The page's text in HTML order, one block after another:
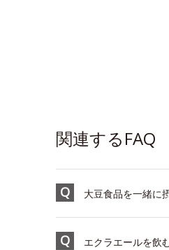
関連するFAQ
大豆食品を一緒に
エクラエールを飲